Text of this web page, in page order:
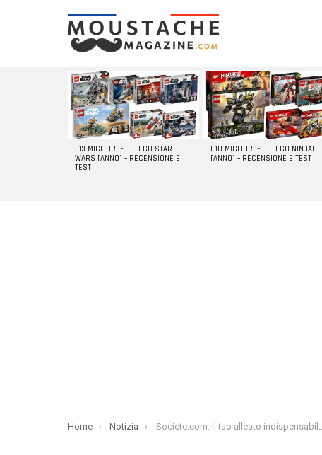
LATEST
STORIES
I 13 MIGLIORI SET LEGO STAR
WARS [ANNO] – RECENSIONE E
TEST
I 10 MIGLIORI SET LEGO NINJAGO
[ANNO] – RECENSIONE E TEST
You are here:
Home Notizia Societe.com: il tuo alleato indispensabile per sapere tutto sulle imprese?